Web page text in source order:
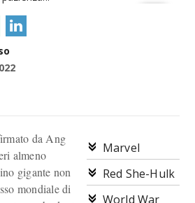
Marvel
Red She-Hulk
World War
da Ang
almeno
gigante non
mondiale di